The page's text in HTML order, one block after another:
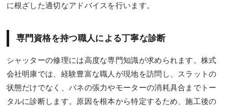
に根ざした適切なアドバイスを行います。
専門資格を持つ職人による丁寧な診断
シャッターの修理には高度な専門知識が求められます。株式
会社明康では、経験豊富な職人が現地を訪問し、スラットの
状態だけでなく、バネの張力やモーターの消耗具合までトー
タルに診断します。原因を根本から特定するため、施工後の